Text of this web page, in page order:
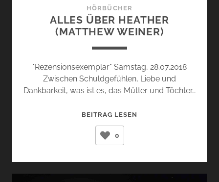
HÖRBÜCHER
ALLES ÜBER HEATHER
(MATTHEW WEINER)
*Rezensionsexemplar* Samstag, 28.07.2018
Zwischen Schuldgefühlen, Liebe und
Dankbarkeit, was ist es, das Mütter und Töchter…
BEITRAG LESEN
WEINER)
0